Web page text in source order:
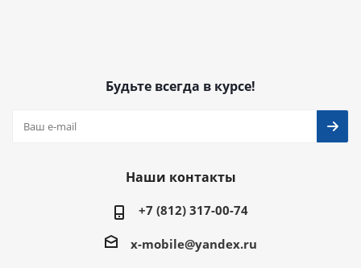
Будьте всегда в курсе!
Наши контакты
+7 (812) 317-00-74
x-mobile@yandex.ru